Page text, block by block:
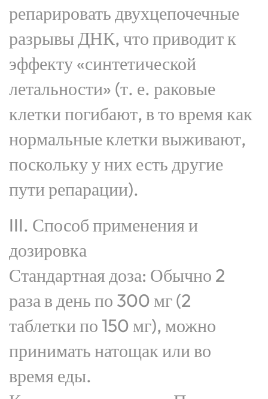
репарировать двухцепочечные
разрывы ДНК, что приводит к
эффекту «синтетической
летальности» (т. е. раковые
клетки погибают, в то время как
нормальные клетки выживают,
поскольку у них есть другие
пути репарации).
III. Способ применения и
дозировка
Стандартная доза: Обычно 2
раза в день по 300 мг (2
таблетки по 150 мг), можно
принимать натощак или во
время еды.